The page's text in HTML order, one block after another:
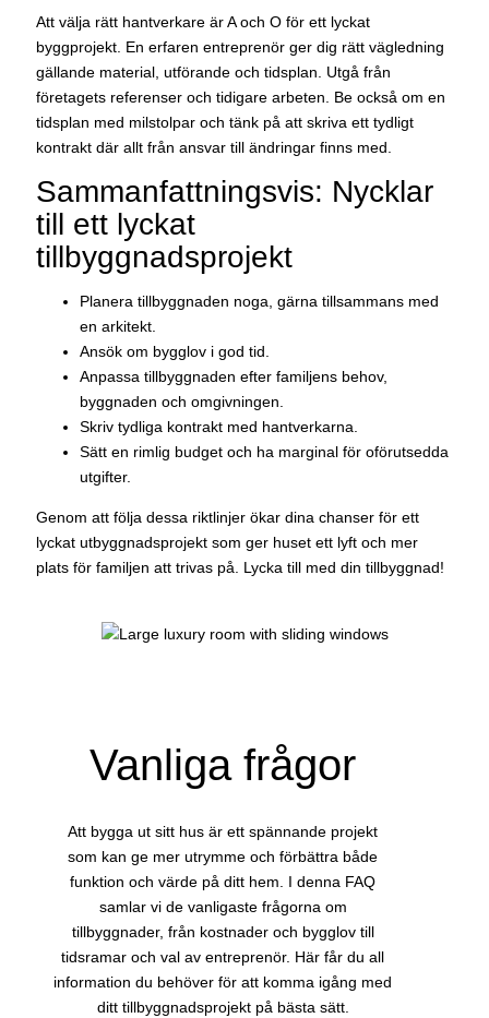
Att välja rätt hantverkare är A och O för ett lyckat
byggprojekt. En erfaren entreprenör ger dig rätt vägledning
gällande material, utförande och tidsplan. Utgå från
företagets referenser och tidigare arbeten. Be också om en
tidsplan med milstolpar och tänk på att skriva ett tydligt
kontrakt där allt från ansvar till ändringar finns med.
Sammanfattningsvis: Nycklar
till ett lyckat
tillbyggnadsprojekt
Planera tillbyggnaden noga, gärna tillsammans med
en arkitekt.
Ansök om bygglov i god tid.
Anpassa tillbyggnaden efter familjens behov,
byggnaden och omgivningen.
Skriv tydliga kontrakt med hantverkarna.
Sätt en rimlig budget och ha marginal för oförutsedda
utgifter.
Genom att följa dessa riktlinjer ökar dina chanser för ett
lyckat utbyggnadsprojekt som ger huset ett lyft och mer
plats för familjen att trivas på. Lycka till med din tillbyggnad!
Vanliga frågor
Att bygga ut sitt hus är ett spännande projekt
som kan ge mer utrymme och förbättra både
funktion och värde på ditt hem. I denna FAQ
samlar vi de vanligaste frågorna om
tillbyggnader, från kostnader och bygglov till
tidsramar och val av entreprenör. Här får du all
information du behöver för att komma igång med
ditt tillbyggnadsprojekt på bästa sätt.